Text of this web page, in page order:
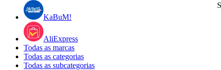
KaBuM!
AliExpress
Todas as marcas
Todas as categorias
Todas as subcategorias